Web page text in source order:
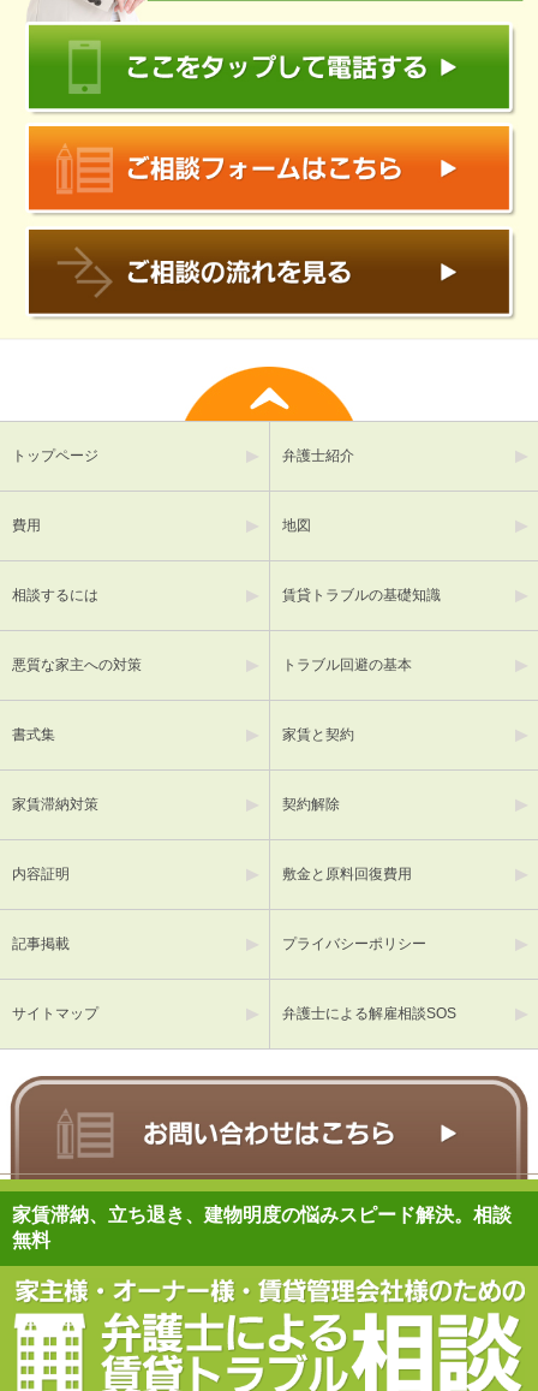
トップページ 弁護士紹介
費用 地図
相談するには 賃貸トラブルの基礎知識
悪質な家主への対策 トラブル回避の基本
書式集 家賃と契約
家賃滞納対策 契約解除
内容証明 敷金と原料回復費用
記事掲載 プライバシーポリシー
サイトマップ 弁護士による解雇相談SOS
家賃滞納、立ち退き、建物明度の悩みスピード解決。相談
無料